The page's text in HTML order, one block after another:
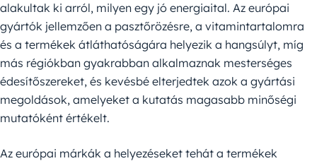
alakultak ki arról, milyen egy jó energiaital. Az európai
gyártók jellemzően a pasztőrözésre, a vitamintartalomra
és a termékek átláthatóságára helyezik a hangsúlyt, míg
más régiókban gyakrabban alkalmaznak mesterséges
édesítőszereket, és kevésbé elterjedtek azok a gyártási
megoldások, amelyeket a kutatás magasabb minőségi
mutatóként értékelt.
Az európai márkák a helyezéseket tehát a termékek